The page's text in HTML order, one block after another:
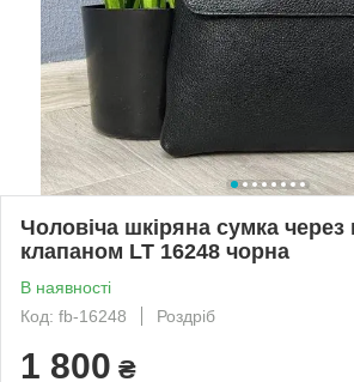
Чоловіча шкіряна сумка через
клапаном LT 16248 чорна
В наявності
Код: fb-16248
Роздріб
1 800 ₴